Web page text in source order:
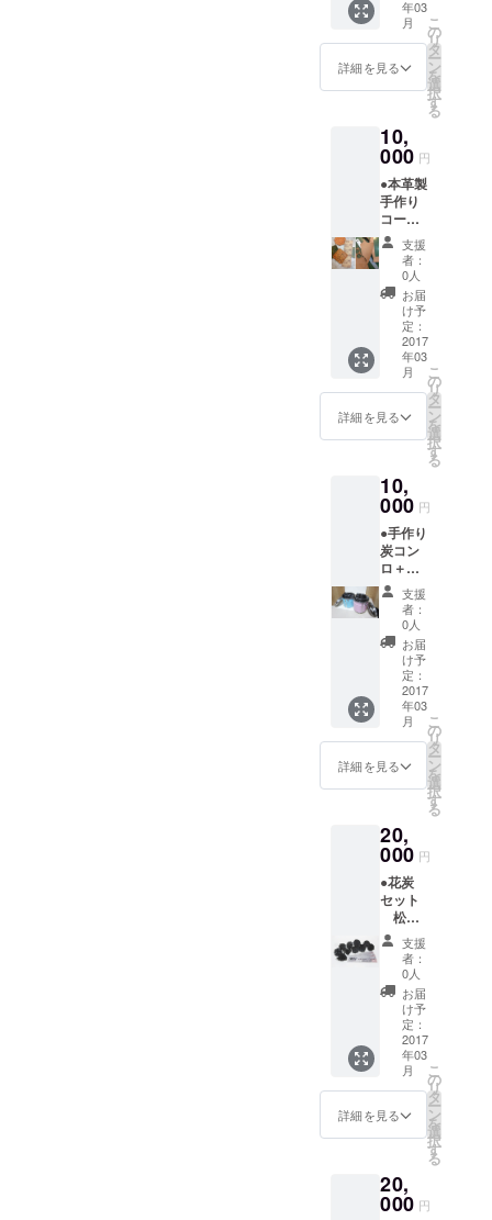
回参加
権 ア
ウトド
アクッ
ガ・山
のぼり
等、イ
ンスト
ラク
ターさ
んが来
て、行
うイベ
ントは
別途要
参加費
です。
す。 ●
御影
石 石
ころ
自分で
ペイン
みま
しょ
う。 ●
石カ
フェ
FAAVO
限定プ
ラン・
５回参
加権
アウト
ドア
クッキ
ング付
き ※
川ヨ
ガ・山
ラク
ターさ
んが来
て、行
うイベ
ントは
別途要
参加費
です。
年03
月
詳細を見る
こ
の
リ
タ
ー
ン
を
選
択
す
る
10,
000 円
●本革製
手作り
コース
ター
ネーム
お入れ
します
（英文
字） ●
破革
好きに
作って
みてく
ださ
い！ ●
レザー
ト
ショッ
プ・エ.
ビシの
教室チ
ケット
1回2
時間の
レザー
クラフ
ト体験
チケッ
トで
す。
5枚綴り
で、有
効期限
9月末ま
支援
者：
0人
お届
け予
定：
2017
年03
月
詳細を見る
こ
の
リ
タ
ー
ン
を
選
択
す
る
10,
000 円
●手作り
炭コン
ロ＋
ペール
缶入り
雑木炭
どこで
も持ち
歩け、
室内で
も使
え、炭
火を味
わえま
す！ 詳
細は本
お返し
につい
てをご
確認く
ださ
い。 炭
コンロ
（直径
185mm
×高さ
195mm
） 色は
3色あり
ます
が、こ
ちらに
お任せ
支援
者：
0人
お届
け予
定：
2017
年03
月
詳細を見る
こ
の
リ
タ
ー
ン
を
選
択
す
る
20,
000 円
●花炭
セット
松
ぼっく
り10 個
●石カ
フェ・
炭焼3
回体験
参加券
アウ
トドア
クッキ
ング付
き
支援
者：
0人
お届
け予
定：
2017
年03
月
詳細を見る
こ
の
リ
タ
ー
ン
を
選
択
す
る
20,
000 円